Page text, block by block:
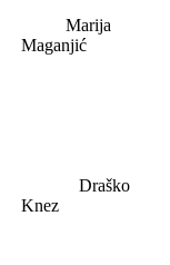
Marija
Maganjić
Draško
Knez